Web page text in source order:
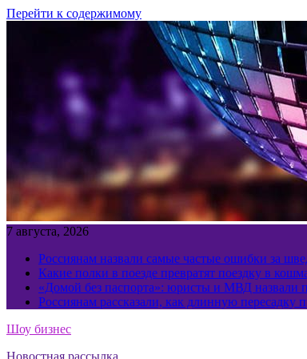
Перейти к содержимому
7 августа, 2026
Россиянам назвали самые частые ошибки за
Какие полки в поезде превратят поездку в
«Домой без паспорта»: юристы и МВД назвали
Россиянам рассказали, как длинную пересадку
Шоу бизнес
Новостная рассылка